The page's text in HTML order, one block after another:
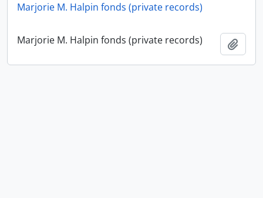
Marjorie Halpin (MOA Curator) fonds
Marjorie M. Halpin fonds (private records)
Marjorie M. Halpin fonds (private records)